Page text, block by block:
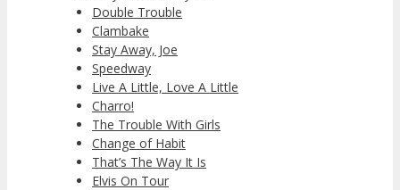
Double Trouble
Clambake
Stay Away, Joe
Speedway
Live A Little, Love A Little
Charro!
The Trouble With Girls
Change of Habit
That’s The Way It Is
Elvis On Tour